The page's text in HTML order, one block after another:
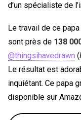
d’un spécialiste de
Le travail de ce
sont près de 138
@thingsihavedrawn (
Le résultat est
inquiétant. Ce papa
disponible sur